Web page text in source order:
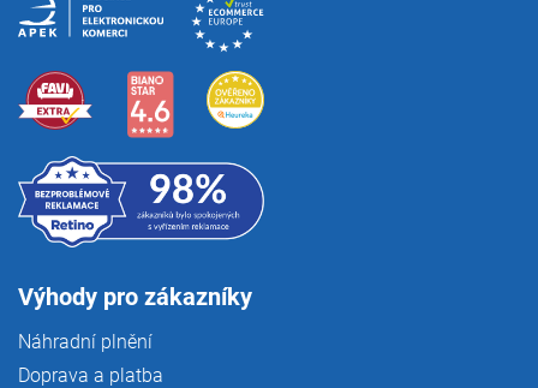
Výhody pro zákazníky
Náhradní plnění
Doprava a platba